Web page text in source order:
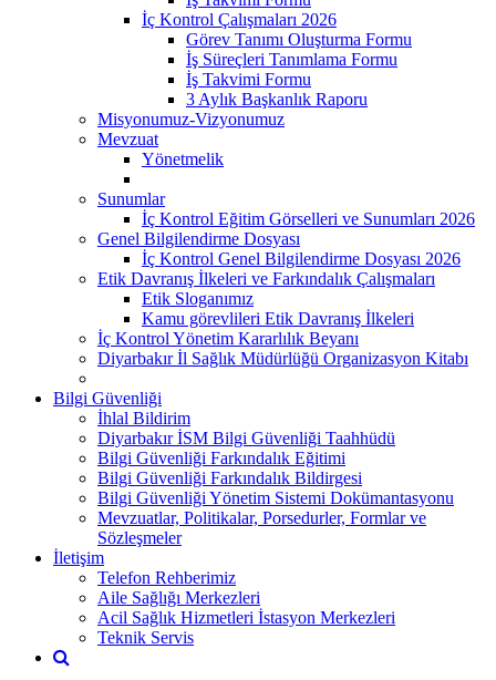
İç Kontrol Çalışmaları 2026
Görev Tanımı Oluşturma Formu
İş Süreçleri Tanımlama Formu
İş Takvimi Formu
3 Aylık Başkanlık Raporu
Misyonumuz-Vizyonumuz
Mevzuat
Yönetmelik
Sunumlar
İç Kontrol Eğitim Görselleri ve Sunumları 2026
Genel Bilgilendirme Dosyası
İç Kontrol Genel Bilgilendirme Dosyası 2026
Etik Davranış İlkeleri ve Farkındalık Çalışmaları
Etik Sloganımız
Kamu görevlileri Etik Davranış İlkeleri
İç Kontrol Yönetim Kararlılık Beyanı
Diyarbakır İl Sağlık Müdürlüğü Organizasyon Kitabı
Bilgi Güvenliği
İhlal Bildirim
Diyarbakır İSM Bilgi Güvenliği Taahhüdü
Bilgi Güvenliği Farkındalık Eğitimi
Bilgi Güvenliği Farkındalık Bildirgesi
Bilgi Güvenliği Yönetim Sistemi Dokümantasyonu
Mevzuatlar, Politikalar, Porsedurler, Formlar ve
Sözleşmeler
İletişim
Telefon Rehberimiz
Aile Sağlığı Merkezleri
Acil Sağlık Hizmetleri İstasyon Merkezleri
Teknik Servis